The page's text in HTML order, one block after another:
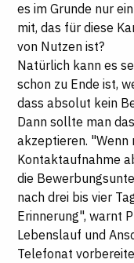
es im Grunde nur
mit, das für diese
von Nutzen ist?
Natürlich kann es
schon zu Ende ist,
dass absolut kein
Dann sollte man
akzeptieren. "Wenn
Kontaktaufnahme
die
nach drei bis vier
Erinnerung", warnt
Lebenslauf und
Telefonat